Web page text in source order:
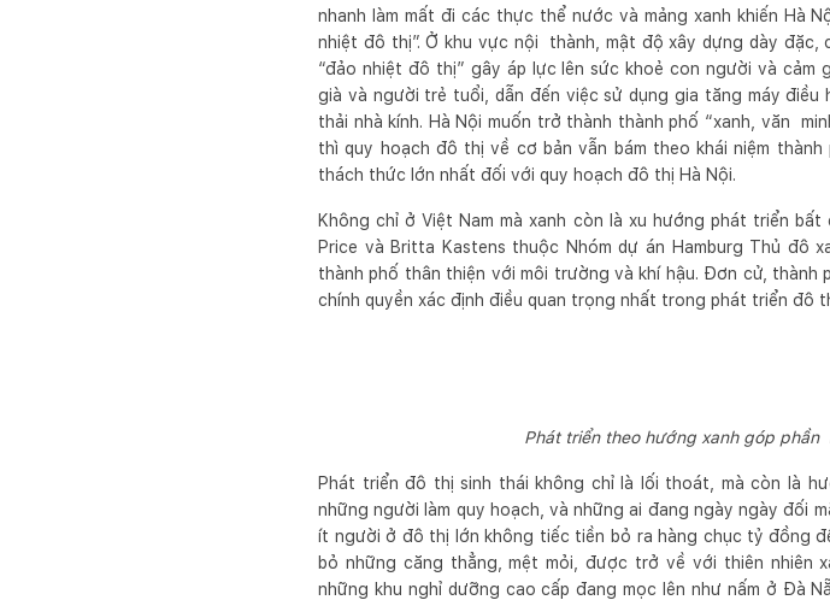
nhanh làm mất đi các thực thể nước và mảng xanh khiến Hà
nhiệt đô thị”. Ở khu vực nội thành, mật độ xây dựng dày
“đảo nhiệt đô thị” gây áp lực lên sức khoẻ con người và
già và người trẻ tuổi, dẫn đến việc sử dụng gia tăng máy
thải nhà kính. Hà Nội muốn trở thành thành phố “xanh, văn
thì quy hoạch đô thị về cơ bản vẫn bám theo khái niệm
thách thức lớn nhất đối với quy hoạch đô thị Hà Nội.
Không chỉ ở Việt Nam mà xanh còn là xu hướng phát triển
Price và Britta Kastens thuộc Nhóm dự án Hamburg Thủ đô
thành phố thân thiện với môi trường và khí hậu. Đơn cử,
chính quyền xác định điều quan trọng nhất trong phát triển đô
Phát triển theo hướng xanh góp
Phát triển đô thị sinh thái không chỉ là lối thoát, mà còn là
những người làm quy hoạch, và những ai đang ngày ngày đối
ít người ở đô thị lớn không tiếc tiền bỏ ra hàng chục tỷ đồng
bỏ những căng thẳng, mệt mỏi, được trở về với thiên nhiên
những khu nghỉ dưỡng cao cấp đang mọc lên như nấm ở Đà